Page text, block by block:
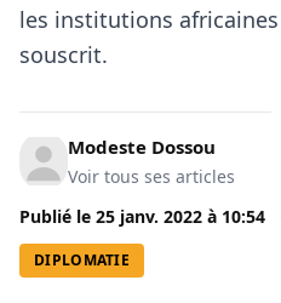
les institutions
souscrit.
Modeste Dossou
Voir tous ses articles
Publié le 25 janv. 2022 à 10:54
DIPLOMATIE